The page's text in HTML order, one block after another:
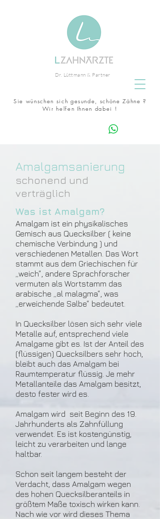
schöne zähne keramikimplantate
Schleswig-Holstein
zertifizierter Invisalign
Dr. Lüttmann & Partner
Sie wünschen sich gesunde, schöne Zähne ?
Wir helfen Ihnen dabei !
Amalgamsanierung
schonend und
verträglich
Was ist Amalgam?
Amalgam ist ein physikalisches
Gemisch aus Quecksilber ( keine
chemische Verbindung ) und
verschiedenen Metallen. Das Wort
stammt aus dem Griechischen für
„weich“, andere Sprachforscher
vermuten als Wortstamm das
arabische „al malagma“, was
„erweichende Salbe“ bedeutet.
In Quecksilber lösen sich sehr viele
Metalle auf, entsprechend viele
Amalgame gibt es. Ist der Anteil des
(flüssigen) Quecksilbers sehr hoch,
bleibt auch das Amalgam bei
Raumtemperatur flüssig. Je mehr
Metallanteile das Amalgam besitzt,
desto fester wird es.
Amalgam wird seit Beginn des 19.
Jahrhunderts als Zahnfüllung
verwendet. Es ist kostengünstig,
leicht zu verarbeiten und lange
haltbar.
Schon seit langem besteht der
Verdacht, dass Amalgam wegen
des hohen Quecksilberanteils in
größtem Maße toxisch wirken kann.
Nach wie vor wird dieses Thema